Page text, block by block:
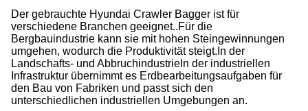
Der gebrauchte Hyundai Crawler Bagger ist für
verschiedene Branchen geeignet..Für die
Bergbauindustrie kann sie mit hohen Steingewinnungen
umgehen, wodurch die Produktivität steigt.In der
Landschafts- und AbbruchindustrieIn der industriellen
Infrastruktur übernimmt es Erdbearbeitungsaufgaben für
den Bau von Fabriken und passt sich den
unterschiedlichen industriellen Umgebungen an.